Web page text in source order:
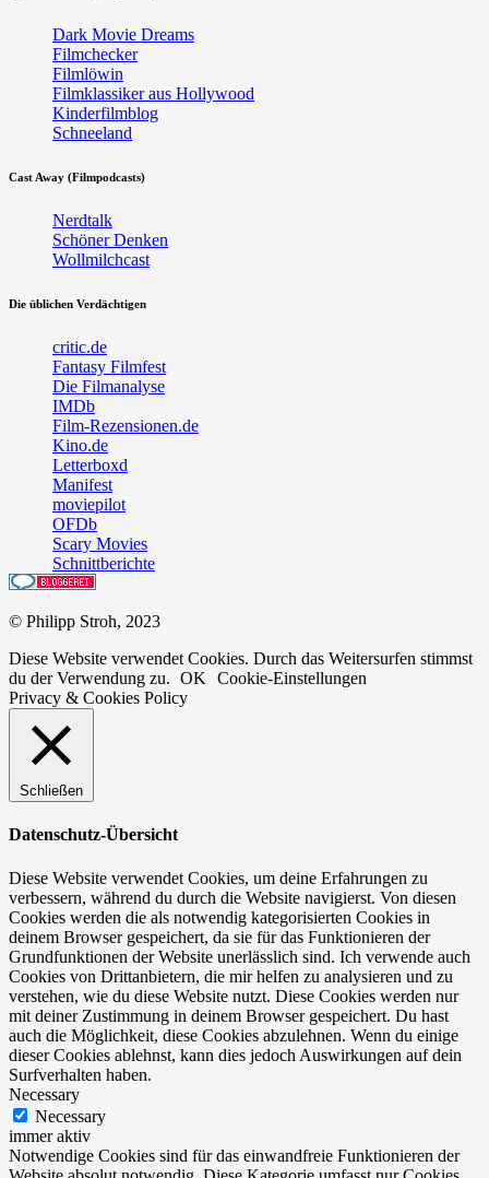
Dark Movie Dreams
Filmchecker
Filmlöwin
Filmklassiker aus Hollywood
Kinderfilmblog
Schneeland
Cast Away (Filmpodcasts)
Nerdtalk
Schöner Denken
Wollmilchcast
Die üblichen Verdächtigen
critic.de
Fantasy Filmfest
Die Filmanalyse
IMDb
Film-Rezensionen.de
Kino.de
Letterboxd
Manifest
moviepilot
OFDb
Scary Movies
Schnittberichte
© Philipp Stroh, 2023
Diese Website verwendet Cookies. Durch das Weitersurfen stimmst
du der Verwendung zu. OK
Cookie-Einstellungen
Privacy & Cookies Policy
Schließen
Datenschutz-Übersicht
Diese Website verwendet Cookies, um deine Erfahrungen zu
verbessern, während du durch die Website navigierst. Von diesen
Cookies werden die als notwendig kategorisierten Cookies in
deinem Browser gespeichert, da sie für das Funktionieren der
Grundfunktionen der Website unerlässlich sind. Ich verwende auch
Cookies von Drittanbietern, die mir helfen zu analysieren und zu
verstehen, wie du diese Website nutzt. Diese Cookies werden nur
mit deiner Zustimmung in deinem Browser gespeichert. Du hast
auch die Möglichkeit, diese Cookies abzulehnen. Wenn du einige
dieser Cookies ablehnst, kann dies jedoch Auswirkungen auf dein
Surfverhalten haben.
Necessary
Necessary
immer aktiv
Notwendige Cookies sind für das einwandfreie Funktionieren der